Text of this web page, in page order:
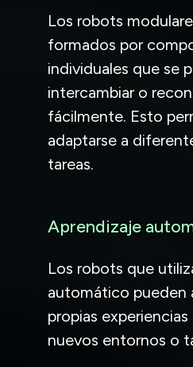
Los robots
formados por
individuales que se
intercambiar o
fácilmente. Esto
adaptarse a
tareas.
Aprendizaje
Los robots que
automático pueden
propias
nuevos entornos o